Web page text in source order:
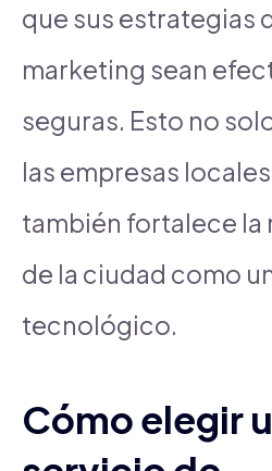
que sus estrategias
marketing sean
seguras. Esto no
las empresas
también fortalece la
de la ciudad como
tecnológico.
Cómo elegir